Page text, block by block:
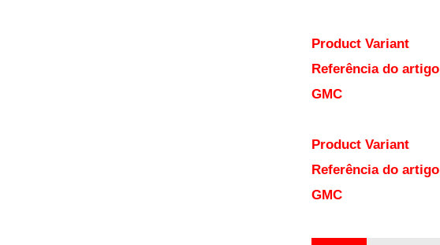
Product Variant
Referência do artigo
GMC
Product Variant
Referência do artigo
GMC